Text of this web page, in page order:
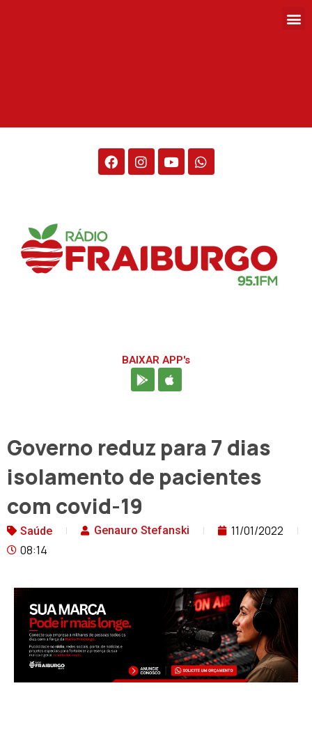
BAIXAR APP's
Governo reduz para 7 dias
isolamento de pacientes
com covid-19
Saúde Genauro Stefanski
11/01/2022
08:14